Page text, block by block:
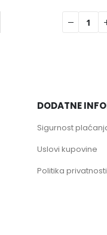
DODATNE
Sigurnost
Uslovi kupovine
Politika privatnosti